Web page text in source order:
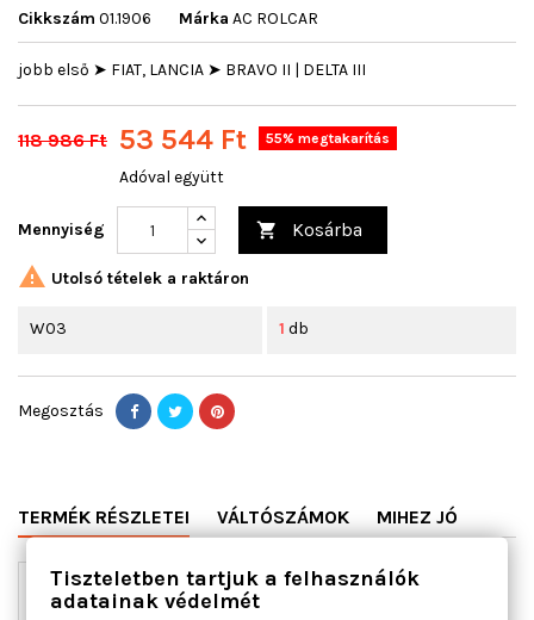
Cikkszám 01.1906 Márka AC ROLCAR
jobb első ➤ FIAT, LANCIA ➤ BRAVO II | DELTA III
118 986 Ft 53 544 Ft 55% megtakarítás
Adóval együtt
Mennyiség  Kosárba
 Utolsó tételek a raktáron
W03 1 db
Megosztás
TERMÉK RÉSZLETEI VÁLTÓSZÁMOK MIHEZ JÓ
Tiszteletben tartjuk a felhasználók
adatainak védelmét